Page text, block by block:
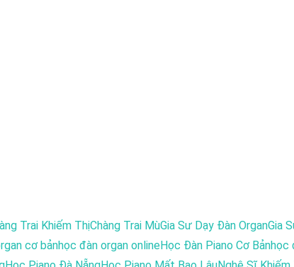
Trai Khiếm ThịChàng Trai MùGia Sư Dạy Đàn OrganGia
cơ bảnhọc đàn organ onlineHọc Đàn Piano Cơ Bảnhọc